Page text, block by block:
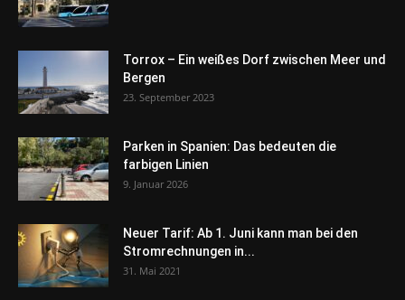
Torrox – Ein weißes Dorf zwischen Meer und
Bergen
23. September 2023
Parken in Spanien: Das bedeuten die
farbigen Linien
9. Januar 2026
Neuer Tarif: Ab 1. Juni kann man bei den
Stromrechnungen in...
31. Mai 2021